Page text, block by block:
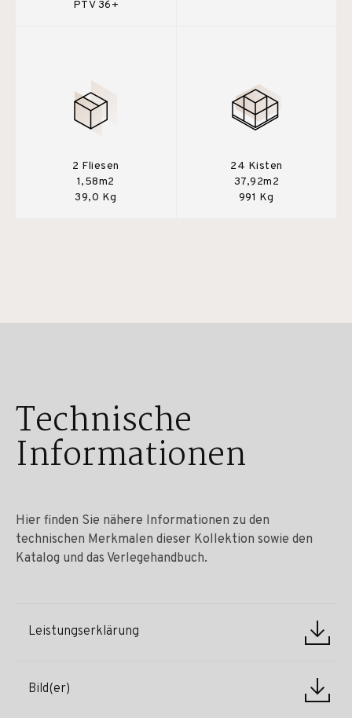
PTV 36+
2 Fliesen
1,58m2
39,0 Kg
24 Kisten
37,92m2
991 Kg
Technische
Informationen
Hier finden Sie nähere Informationen zu den
technischen Merkmalen dieser Kollektion sowie den
Katalog und das Verlegehandbuch.
Leistungserklärung
Bild(er)